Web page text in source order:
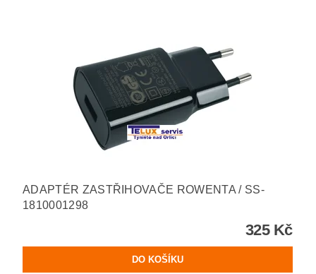
ADAPTÉR ZASTŘIHOVAČE ROWENTA / SS-
1810001298
325 Kč